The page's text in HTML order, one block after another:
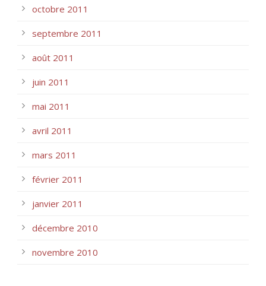
octobre 2011
septembre 2011
août 2011
juin 2011
mai 2011
avril 2011
mars 2011
février 2011
janvier 2011
décembre 2010
novembre 2010